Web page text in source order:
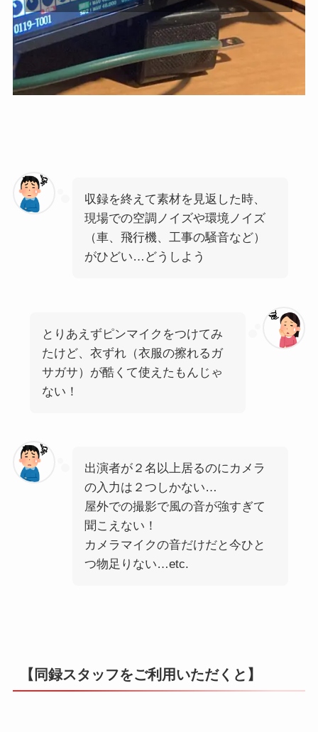
収録を終えて素材を見返した時、
現場での空調ノイズや環境ノイズ
（車、飛行機、工事の騒音など）
がひどい…どうしよう
とりあえずピンマイクをつけてみ
たけど、衣ずれ（衣服の擦れるガ
サガサ）が酷くて使えたもんじゃ
ない！
出演者が２名以上居るのにカメラ
の入力は２つしかない…
屋外での撮影で風の音が強すぎて
聞こえない！
カメラマイクの音だけだと今ひと
つ物足りない…etc.
【同録スタッフをご利用いただくと】